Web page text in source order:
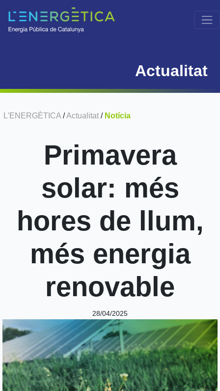
Actualitat
L'ENERGÈTICA /Actualitat / Notícia
Primavera
solar: més
hores de llum,
més energia
renovable
28/04/2025